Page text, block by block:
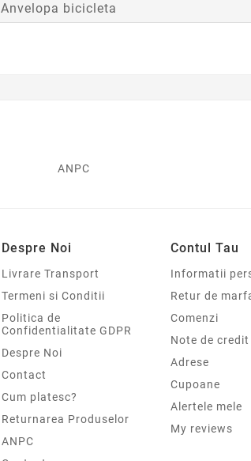
Anvelopa bicicleta
ANPC
Despre Noi
Livrare Transport
Termeni si Conditii
Politica de
Confidentialitate GDPR
Despre Noi
Contact
Cum platesc?
Returnarea Produselor
ANPC
Contul Tau
Informatii
Retur de
Comenzi
Note de credit
Adrese
Cupoane
Alertele mele
My reviews